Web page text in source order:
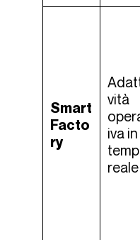
Smart
Facto
ry
vità
iva in
reale